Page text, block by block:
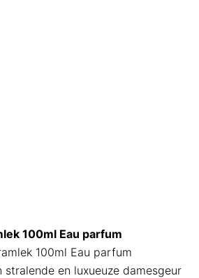
100ml Eau parfum
100ml Eau parfum
stralende en luxueuze damesgeur